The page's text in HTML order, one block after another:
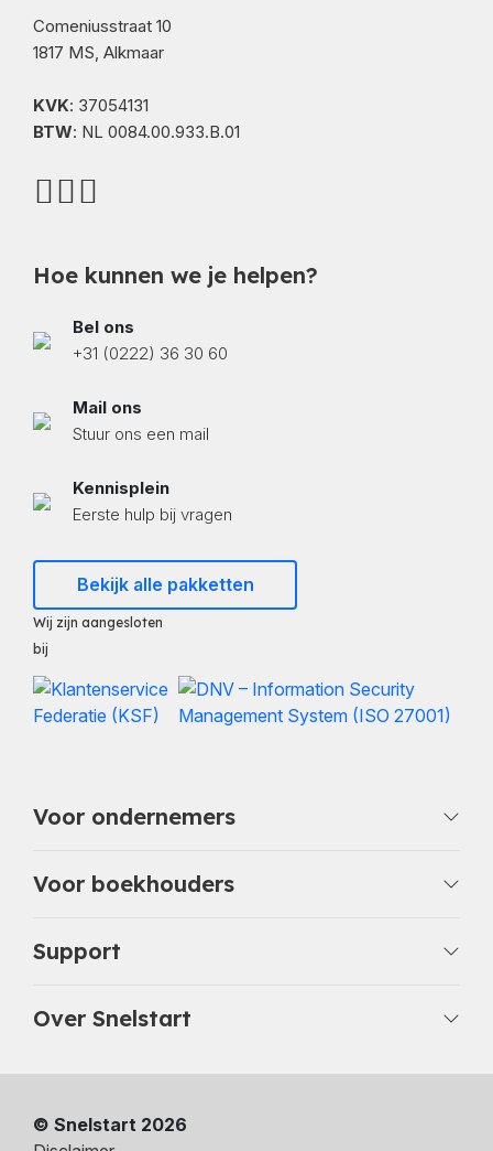
Comeniusstraat 10
1817 MS, Alkmaar
KVK: 37054131
BTW: NL 0084.00.933.B.01
Hoe kunnen we je helpen?
Bel ons
+31 (0222) 36 30 60
Mail ons
Stuur ons een mail
Kennisplein
Eerste hulp bij vragen
Bekijk alle pakketten
Wij zijn aangesloten
bij
Voor ondernemers
Voor boekhouders
Support
Over Snelstart
© Snelstart 2026